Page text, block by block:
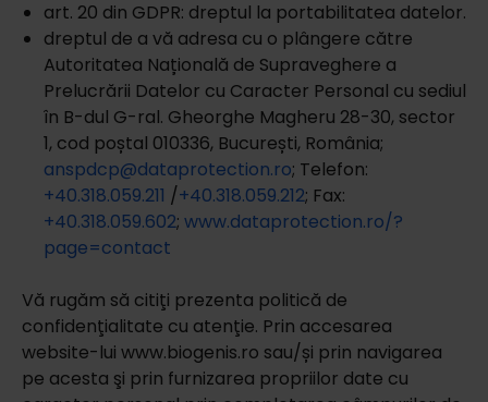
art. 20 din GDPR: dreptul la portabilitatea datelor.
dreptul de a vă adresa cu o plângere către
Autoritatea Națională de Supraveghere a
Prelucrării Datelor cu Caracter Personal cu sediul
în B-dul G-ral. Gheorghe Magheru 28-30, sector
1, cod poștal 010336, București, România;
anspdcp@dataprotection.ro; Telefon:
+40.318.059.211 /+40.318.059.212; Fax:
+40.318.059.602; www.dataprotection.ro/?
page=contact
Vă rugăm să citiţi prezenta politică de
confidenţialitate cu atenţie. Prin accesarea
website-lui www.biogenis.ro sau/și prin navigarea
pe acesta şi prin furnizarea propriilor date cu